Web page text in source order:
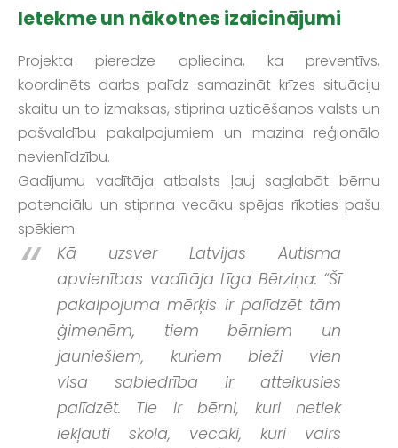
Ietekme un nākotnes izaicinājumi
Projekta pieredze apliecina, ka preventīvs,
koordinēts darbs palīdz samazināt krīzes situāciju
skaitu un to izmaksas, stiprina uzticēšanos valsts un
pašvaldību pakalpojumiem un mazina reģionālo
nevienlīdzību.
Gadījumu vadītāja atbalsts ļauj saglabāt bērnu
potenciālu un stiprina vecāku spējas rīkoties pašu
spēkiem.
Kā uzsver Latvijas Autisma
apvienības vadītāja Līga Bērziņa: “Šī
pakalpojuma mērķis ir palīdzēt tām
ģimenēm, tiem bērniem un
jauniešiem, kuriem bieži vien
visa sabiedrība ir atteikusies
palīdzēt. Tie ir bērni, kuri netiek
iekļauti skolā, vecāki, kuri vairs